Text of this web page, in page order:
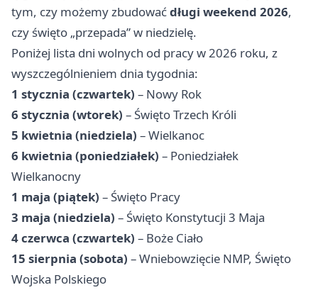
tym, czy możemy zbudowaćdługi weekend 2026,
czy święto „przepada” w niedzielę.
Poniżej lista dni wolnych od pracy w 2026 roku, z
wyszczególnieniem dnia tygodnia:
1 stycznia (czwartek) – Nowy Rok
6 stycznia (wtorek) – Święto Trzech Króli
5 kwietnia (niedziela) – Wielkanoc
6 kwietnia (poniedziałek) – Poniedziałek
Wielkanocny
1 maja (piątek) – Święto Pracy
3 maja (niedziela) – Święto Konstytucji 3 Maja
4 czerwca (czwartek) – Boże Ciało
15 sierpnia (sobota) – Wniebowzięcie NMP, Święto
Wojska Polskiego